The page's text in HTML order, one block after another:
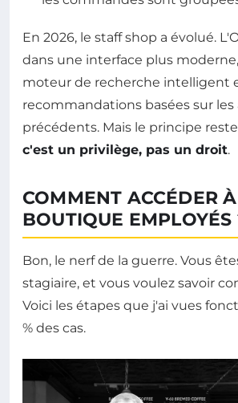
En 2026, le staff shop a évolué.
dans une interface plus
moteur de recherche intelligent
recommandations basées sur les
précédents. Mais le principe
c'est un privilège, pas un droit.
COMMENT ACCÉDER
BOUTIQUE EMPLOYÉS
Bon, le nerf de la guerre. Vous
stagiaire, et vous voulez savoir
Voici les étapes que j'ai vues
% des cas.